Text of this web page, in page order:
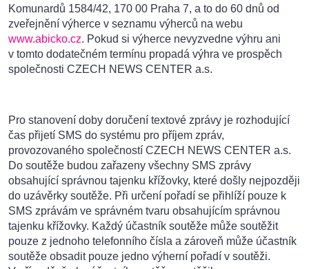
Komunardů 1584/42, 170 00 Praha 7, a to do 60 dnů od
zveřejnění výherce v seznamu výherců na webu
www.abicko.cz. Pokud si výherce nevyzvedne výhru ani
v tomto dodatečném termínu propadá výhra ve prospěch
společnosti CZECH NEWS CENTER a.s.
Pro stanovení doby doručení textové zprávy je rozhodující
čas přijetí SMS do systému pro příjem zpráv,
provozovaného společností CZECH NEWS CENTER a.s.
Do soutěže budou zařazeny všechny SMS zprávy
obsahující správnou tajenku křížovky, které došly nejpozději
do uzávěrky soutěže. Při určení pořadí se přihlíží pouze k
SMS zprávám ve správném tvaru obsahujícím správnou
tajenku křížovky. Každý účastník soutěže může soutěžit
pouze z jednoho telefonního čísla a zároveň může účastník
soutěže obsadit pouze jedno výherní pořadí v soutěži.